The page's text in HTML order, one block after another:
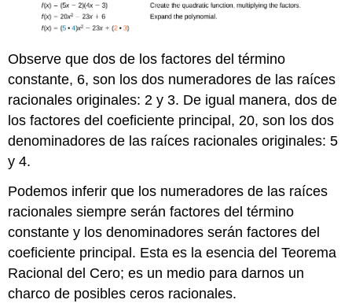
Observe que dos de los factores del término
constante, 6, son los dos numeradores de las raíces
racionales originales: 2 y 3. De igual manera, dos de
los factores del coeficiente principal, 20, son los dos
denominadores de las raíces racionales originales: 5
y 4.
Podemos inferir que los numeradores de las raíces
racionales siempre serán factores del término
constante y los denominadores serán factores del
coeficiente principal. Esta es la esencia del Teorema
Racional del Cero; es un medio para darnos un
charco de posibles ceros racionales.